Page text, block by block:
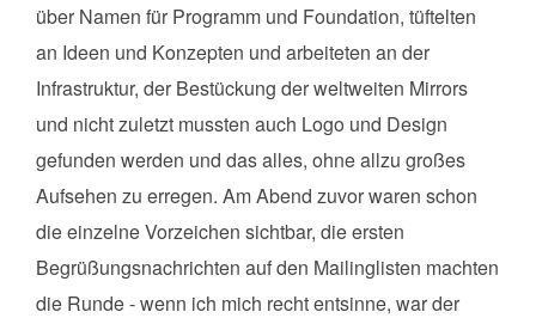
über Namen für Programm und Foundation, tüftelten
an Ideen und Konzepten und arbeiteten an der
Infrastruktur, der Bestückung der weltweiten Mirrors
und nicht zuletzt mussten auch Logo und Design
gefunden werden und das alles, ohne allzu großes
Aufsehen zu erregen. Am Abend zuvor waren schon
die einzelne Vorzeichen sichtbar, die ersten
Begrüßungsnachrichten auf den Mailinglisten machten
die Runde - wenn ich mich recht entsinne, war der